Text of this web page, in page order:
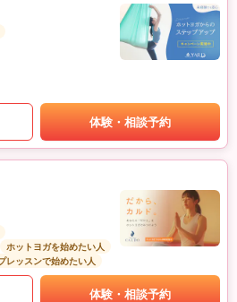
体験・相談予約
ホットヨガを始めたい人
レッスンで始めたい人
体験・相談予約